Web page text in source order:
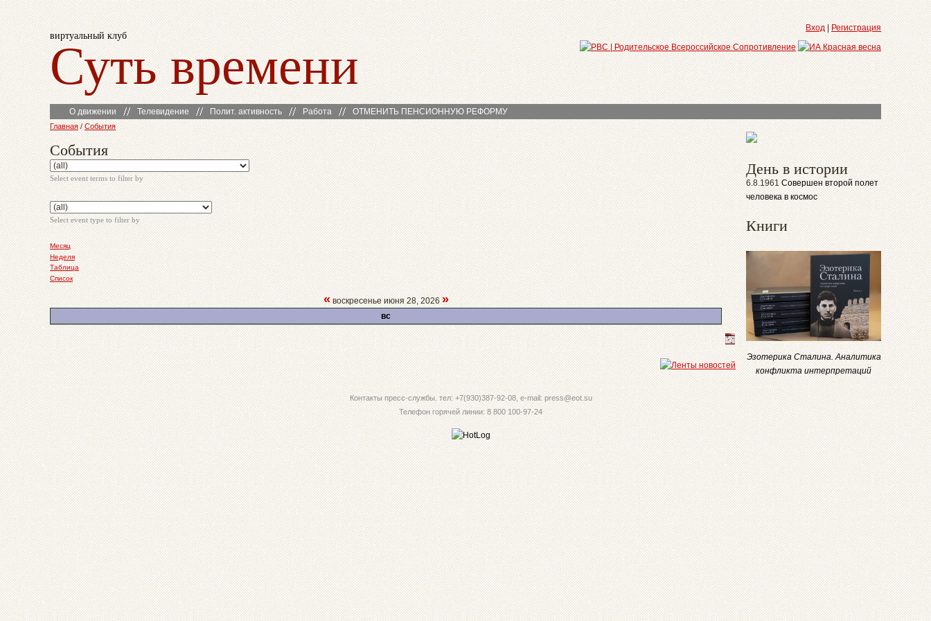
виртуальный клуб
Суть времени
Вход Регистрация
О движении Телевидение Полит. активность Работа ОТМЕНИТЬ ПЕНСИОННУЮ РЕФОРМУ
Главная / События
События
Select event terms to filter by
Select event type to filter by
Месяц
Неделя
Таблица
Список
«воскресенье июня 28, 2026 »
вс
Контакты пресс-службы. тел: +7(930)387-92-08, e-mail: press@eot.su
Телефон горячей линии: 8 800 100-97-24
День в истории
6.8.1961 Совершен второй полет
человека в космос
Книги
Эзотерика Сталина. Аналитика
конфликта интерпретаций